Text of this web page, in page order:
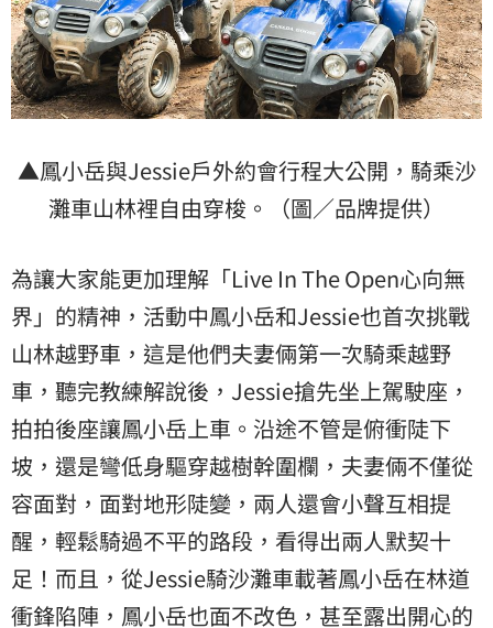
▲鳳小岳與Jessie戶外約會行程大公開，騎乘沙
灘車山林裡自由穿梭。（圖／品牌提供）
為讓大家能更加理解「Live In The Open心向無
界」的精神，活動中鳳小岳和Jessie也首次挑戰
山林越野車，這是他們夫妻倆第一次騎乘越野
車，聽完教練解說後，Jessie搶先坐上駕駛座，
拍拍後座讓鳳小岳上車。沿途不管是俯衝陡下
坡，還是彎低身驅穿越樹幹圍欄，夫妻倆不僅從
容面對，面對地形陡變，兩人還會小聲互相提
醒，輕鬆騎過不平的路段，看得出兩人默契十
足！而且，從Jessie騎沙灘車載著鳳小岳在林道
衝鋒陷陣，鳳小岳也面不改色，甚至露出開心的